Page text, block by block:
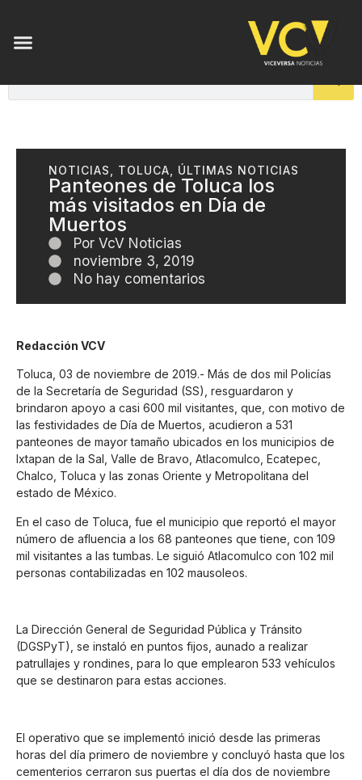
NOTICIAS TOLUCA ÚLTIMAS NOTICIAS
Panteones de Toluca los
más visitados en Día de
Muertos
Por VcV Noticias
noviembre 3, 2019
No hay comentarios
Redacción VCV
Toluca, 03 de noviembre de 2019.- Más de dos mil Policías
de la Secretaría de Seguridad (SS), resguardaron y
brindaron apoyo a casi 600 mil visitantes, que, con motivo de
las festividades de Día de Muertos, acudieron a 531
panteones de mayor tamaño ubicados en los municipios de
Ixtapan de la Sal, Valle de Bravo, Atlacomulco, Ecatepec,
Chalco, Toluca y las zonas Oriente y Metropolitana del
estado de México.
En el caso de Toluca, fue el municipio que reportó el mayor
número de afluencia a los 68 panteones que tiene, con 109
mil visitantes a las tumbas. Le siguió Atlacomulco con 102 mil
personas contabilizadas en 102 mausoleos.
La Dirección General de Seguridad Pública y Tránsito
(DGSPyT), se instaló en puntos fijos, aunado a realizar
patrullajes y rondines, para lo que emplearon 533 vehículos
que se destinaron para estas acciones.
El operativo que se implementó inició desde las primeras
horas del día primero de noviembre y concluyó hasta que los
cementerios cerraron sus puertas el día dos de noviembre